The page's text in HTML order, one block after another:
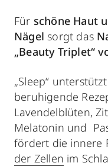
Für schöne Haut
Nägel sorgt das
„Beauty Triplet“
„Sleep“
beruhigende
Lavendelblüten,
Melatonin und
fördert die innere
der Zellen im